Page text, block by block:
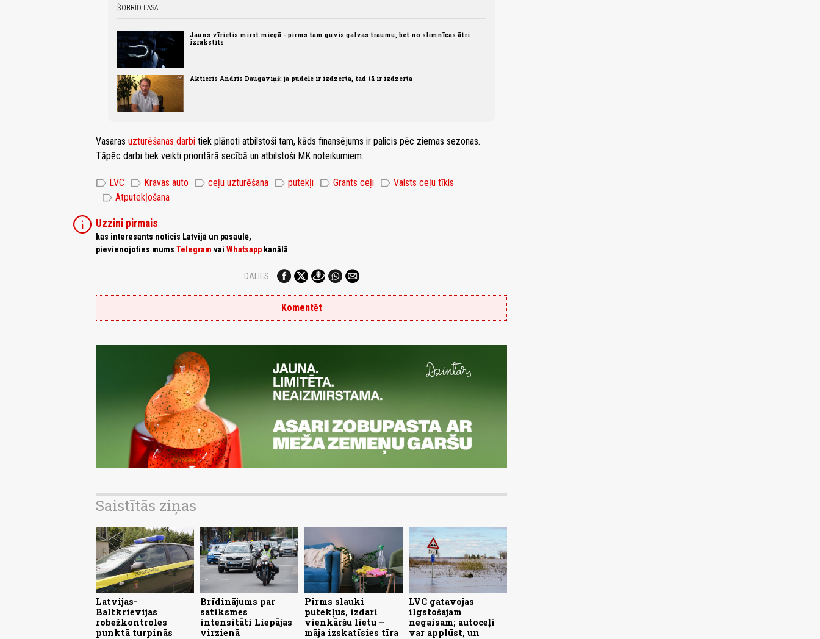
ŠOBRĪD LASA
Jauns vīrietis mirst miegā - pirms tam guvis galvas traumu, bet no slimnīcas ātri
izrakstīts
Aktieris Andris Daugaviņš: ja pudele ir izdzerta, tad tā ir izdzerta
Vasaras uzturēšanas darbi tiek plānoti atbilstoši tam, kāds finansējums ir palicis pēc ziemas sezonas.
Tāpēc darbi tiek veikti prioritārā secībā un atbilstoši MK noteikumiem.
label LVC label Kravas auto label ceļu uzturēšana label putekļi label Grants ceļi label Valsts ceļu tīkls
label Atputekļošana
info Uzzini pirmais
kas interesants noticis Latvijā un pasaulē,
pievienojoties mums Telegram vai Whatsapp kanālā
DALIES:
Komentēt
Saistītās ziņas
Latvijas-
Baltkrievijas
robežkontroles
punktā turpinās
Brīdinājums par
satiksmes
intensitāti Liepājas
virzienā
Pirms slauki
putekļus, izdari
vienkāršu lietu –
māja izskatīsies tīra
LVC gatavojas
ilgstošajam
negaisam; autoceļi
var applūst, un